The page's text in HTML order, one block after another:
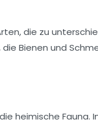
die zu
die Bienen und
heimische Fauna.